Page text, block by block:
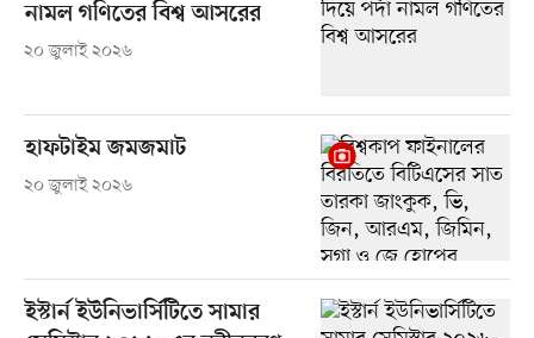
নামল গণিতের বিশ্ব আসরের
২০ জুলাই ২০২৬
হাফটাইম জমজমাট
২০ জুলাই ২০২৬
ইস্টার্ন ইউনিভার্সিটিতে সামার